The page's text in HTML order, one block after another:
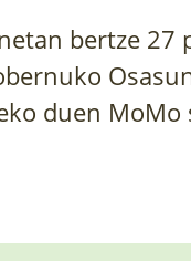
bertze 27
duen MoMo